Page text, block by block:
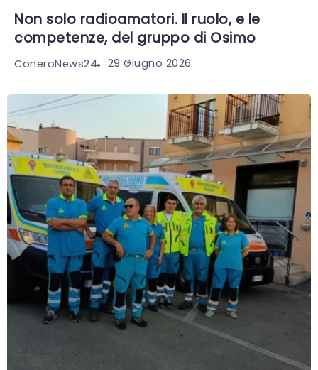
Non solo radioamatori. Il ruolo, e le
competenze, del gruppo di Osimo
ConeroNews24 29 Giugno 2026